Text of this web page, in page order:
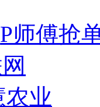
P师傅抢